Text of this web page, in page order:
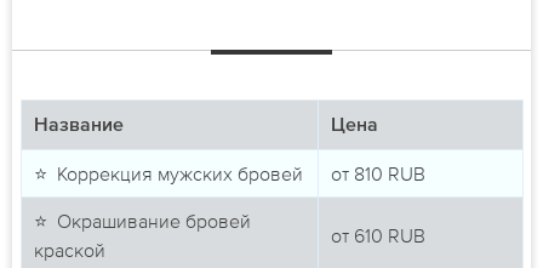
Название Цена
⭐ Коррекция мужских бровей от 810 RUB
⭐ Окрашивание бровей
краской
от 610 RUB